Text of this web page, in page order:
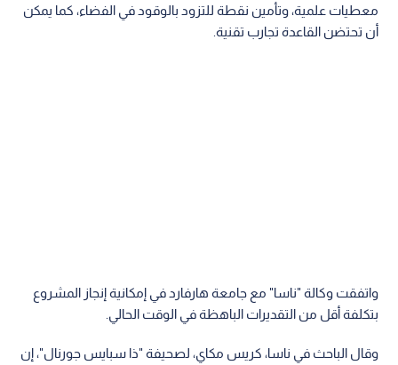
معطيات علمية، وتأمين نقطة للتزود بالوقود في الفضاء، كما يمكن
أن تحتضن القاعدة تجارب تقنية.
واتفقت وكالة "ناسا" مع جامعة هارفارد في إمكانية إنجاز المشروع
بتكلفة أقل من التقديرات الباهظة في الوقت الحالي.
وقال الباحث في ناسا، كريس مكاي، لصحيفة "ذا سبايس جورنال"، إن